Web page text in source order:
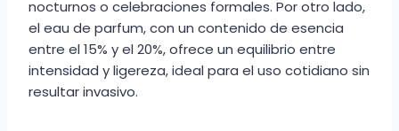
nocturnos o celebraciones formales. Por otro lado,
el eau de parfum, con un contenido de esencia
entre el 15% y el 20%, ofrece un equilibrio entre
intensidad y ligereza, ideal para el uso cotidiano sin
resultar invasivo.